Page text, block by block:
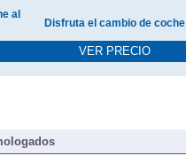
al
Disfruta el cambio de coche
VER PRECIO